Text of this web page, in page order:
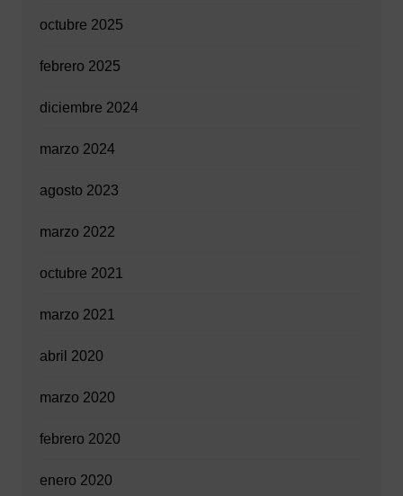
octubre 2025
febrero 2025
diciembre 2024
marzo 2024
agosto 2023
marzo 2022
octubre 2021
marzo 2021
abril 2020
marzo 2020
febrero 2020
enero 2020